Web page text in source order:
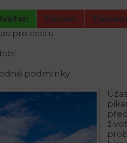
Červen
pro cestu
podmínky